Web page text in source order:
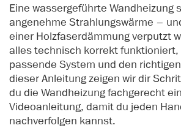
Eine wassergeführte Wandheizung
angenehme Strahlungswärme –
einer Holzfaserdämmung verputzt
alles technisch korrekt
passende System und den
dieser Anleitung zeigen wir dir
du die Wandheizung fachgerecht
Videoanleitung, damit du jeden
nachverfolgen kannst.